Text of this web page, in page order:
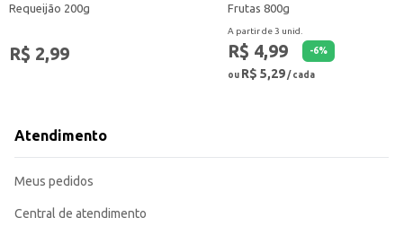
Requeijão 200g
R$ 2,99
Frutas 800g
A partir de 3 unid.
R$ 4,99 -6%
ou R$ 5,29/ cada
Atendimento
Meus pedidos
Central de atendimento